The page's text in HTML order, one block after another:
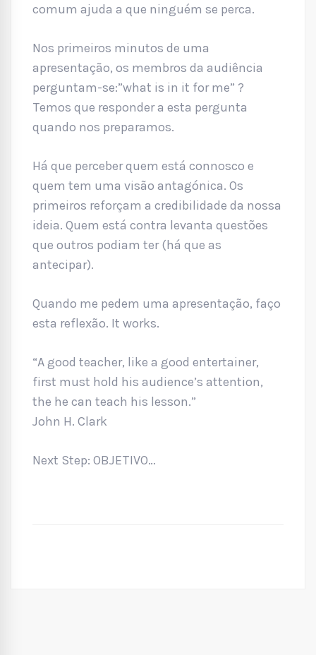
comum ajuda a que ninguém se perca.
Nos primeiros minutos de uma
apresentação, os membros da audiência
perguntam-se:”what is in it for me” ?
Temos que responder a esta pergunta
quando nos preparamos.
Há que perceber quem está connosco e
quem tem uma visão antagónica. Os
primeiros reforçam a credibilidade da nossa
ideia. Quem está contra levanta questões
que outros podiam ter (há que as
antecipar).
Quando me pedem uma apresentação, faço
esta reflexão. It works.
“A good teacher, like a good entertainer,
first must hold his audience’s attention,
the he can teach his lesson.”
John H. Clark
Next Step: OBJETIVO…